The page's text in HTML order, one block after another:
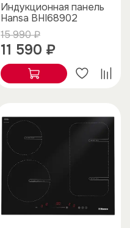
Индукционная панель
Hansa BHI68902
15 990 ₽
11 590 ₽